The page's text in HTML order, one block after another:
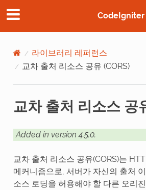
CodeIgniter
라이브러리 레퍼런스
교차 출처 리소스 공유 (CORS)
교차 출처 리소스 공
Added in version 4.5.0.
교차 출처 리소스 공유(CORS)는
메커니즘으로, 서버가 자신의 출처
소스 로딩을 허용해야 할 다른 오리